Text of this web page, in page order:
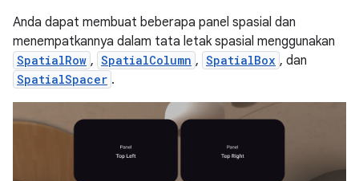
Anda dapat membuat beberapa panel spasial dan
menempatkannya dalam tata letak spasial menggunakan
SpatialRow , SpatialColumn , SpatialBox , dan
SpatialSpacer .